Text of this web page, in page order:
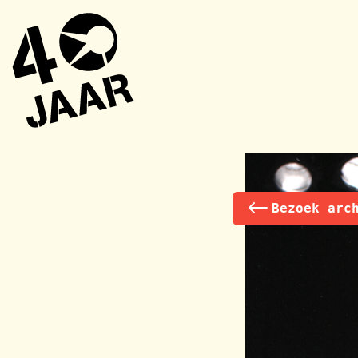
Bezoek